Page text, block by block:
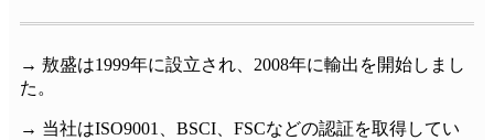
→ 敖盛は1999年に設立され、2008年に輸出を開始しまし
た。
→ 当社はISO9001、BSCI、FSCなどの認証を取得してい